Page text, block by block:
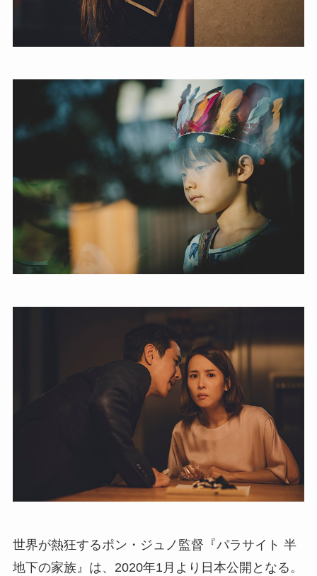
世界が熱狂するポン・ジュノ監督『パラサイト 半
地下の家族』は、2020年1月より日本公開となる。